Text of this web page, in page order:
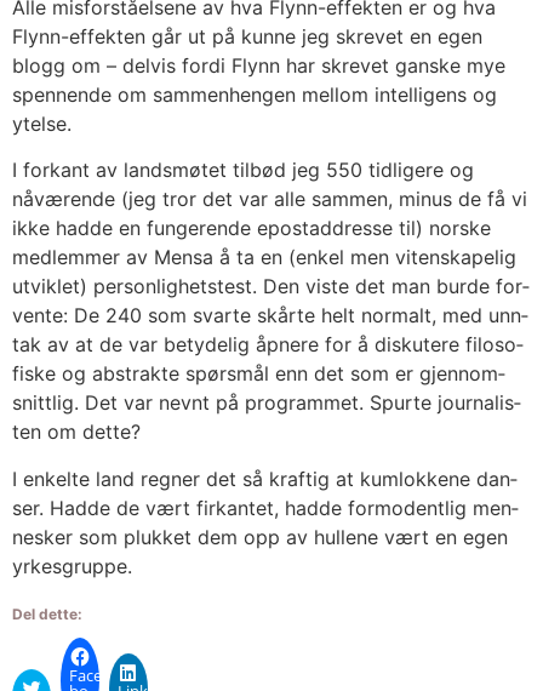
Alle mis­for­stå­el­se­ne av hva Flynn-effek­ten er og hva
Flynn-effek­ten går ut på kun­ne jeg skre­vet en egen
blogg om – del­vis for­di Flynn har skre­vet gans­ke mye
spen­nen­de om sam­men­hen­gen mel­lom intel­li­gens og
ytel­se.
I for­kant av lands­mø­tet til­bød jeg 550 tid­li­ge­re og
nåvæ­ren­de (jeg tror det var alle sam­men, minus de få vi
ikke had­de en fun­ge­ren­de epostaddres­se til) nors­ke
med­lem­mer av Men­sa å ta en (enkel men viten­ska­pe­lig
utvik­let) per­son­lig­hets­test. Den vis­te det man bur­de for­
ven­te: De 240 som svar­te skår­te helt nor­malt, med unn­
tak av at de var bety­de­lig åpne­re for å dis­ku­te­re filo­so­
fis­ke og abs­trak­te spørs­mål enn det som er gjen­nom­
snitt­lig. Det var nevnt på pro­gram­met. Spur­te jour­na­lis­
ten om det­te?
I enkel­te land reg­ner det så kraf­tig at kum­lok­ke­ne dan­
ser. Had­de de vært fir­kan­tet, had­de for­mo­dent­lig men­
nes­ker som pluk­ket dem opp av hul­le­ne vært en egen
yrkes­grup­pe.
Del dette:
Face­